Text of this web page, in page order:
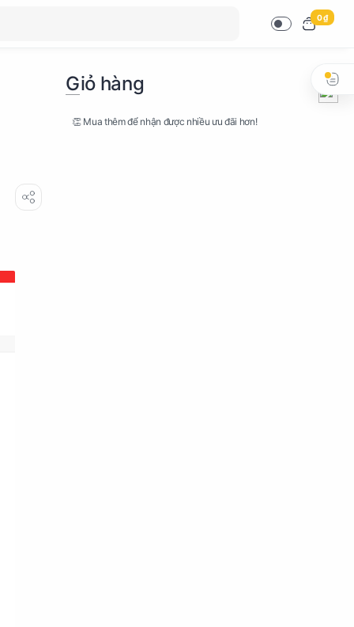
0 ₫
Giỏ hàng
👏 Mua thêm để nhận được nhiều ưu đãi hơn!